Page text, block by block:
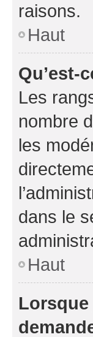
raisons.
Haut
Qu’est-
Les
nombre
les
dans le
Haut